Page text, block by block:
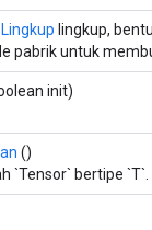
Lingkup lingkup,
pabrik untuk
init)
()
`Tensor` bertipe `T`.